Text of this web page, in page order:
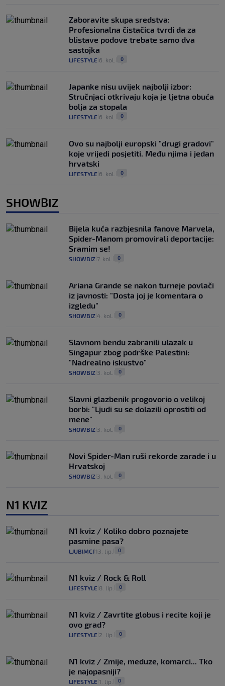
Zaboravite skupa sredstva:
Profesionalna čistačica tvrdi da za
blistave podove trebate samo dva
sastojka
LIFESTYLE 6. kol. 0
Japanke nisu uvijek najbolji izbor:
Stručnjaci otkrivaju koja je ljetna obuća
bolja za stopala
LIFESTYLE 6. kol. 0
Ovo su najbolji europski "drugi gradovi"
koje vrijedi posjetiti. Među njima i jedan
hrvatski
LIFESTYLE 6. kol. 0
SHOWBIZ
Bijela kuća razbjesnila fanove Marvela,
Spider-Manom promovirali deportacije:
Sramim se!
SHOWBIZ 7. kol. 0
Ariana Grande se nakon turneje povlači
iz javnosti: "Dosta joj je komentara o
izgledu"
SHOWBIZ 4. kol. 0
Slavnom bendu zabranili ulazak u
Singapur zbog podrške Palestini:
"Nadrealno iskustvo"
SHOWBIZ 3. kol. 0
Slavni glazbenik progovorio o velikoj
borbi: "Ljudi su se dolazili oprostiti od
mene"
SHOWBIZ 3. kol. 0
Novi Spider-Man ruši rekorde zarade i u
Hrvatskoj
SHOWBIZ 3. kol. 0
N1 KVIZ
N1 kviz / Koliko dobro poznajete
pasmine pasa?
LJUBIMCI 13. lip. 0
N1 kviz / Rock & Roll
LIFESTYLE 8. lip. 0
N1 kviz / Zavrtite globus i recite koji je
ovo grad?
LIFESTYLE 2. lip. 0
N1 kviz / Zmije, meduze, komarci... Tko
je najopasniji?
LIFESTYLE 1. lip. 0